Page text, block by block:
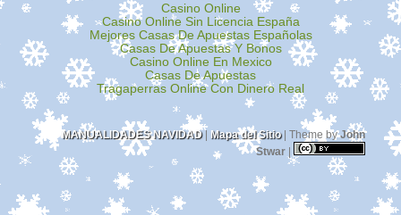
Casino Online
Casino Online Sin Licencia España
Mejores Casas De Apuestas Españolas
Casas De Apuestas Y Bonos
Casino Online En Mexico
Casas De Apuestas
Tragaperras Online Con Dinero Real
MANUALIDADES NAVIDAD| Mapa del Sitio| Theme byJohn
Stwar |